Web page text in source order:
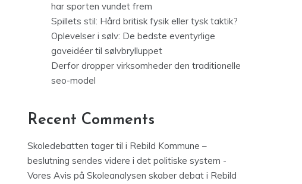
har sporten vundet frem
Spillets stil: Hård britisk fysik eller tysk taktik?
Oplevelser i sølv: De bedste eventyrlige
gaveidéer til sølvbrylluppet
Derfor dropper virksomheder den traditionelle
seo-model
Recent Comments
Skoledebatten tager til i Rebild Kommune –
beslutning sendes videre i det politiske system -
Vores Avis på Skoleanalysen skaber debat i Rebild